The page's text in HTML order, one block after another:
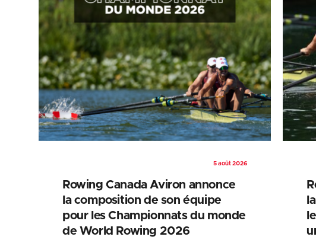
5 août 2026
Rowing Canada Aviron annonce
la composition de son équipe
pour les Championnats du monde
de World Rowing 2026